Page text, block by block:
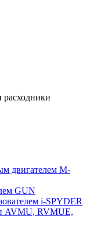
двигателем M-
GUN
i-SPYDER
AVMU, RVMUE,